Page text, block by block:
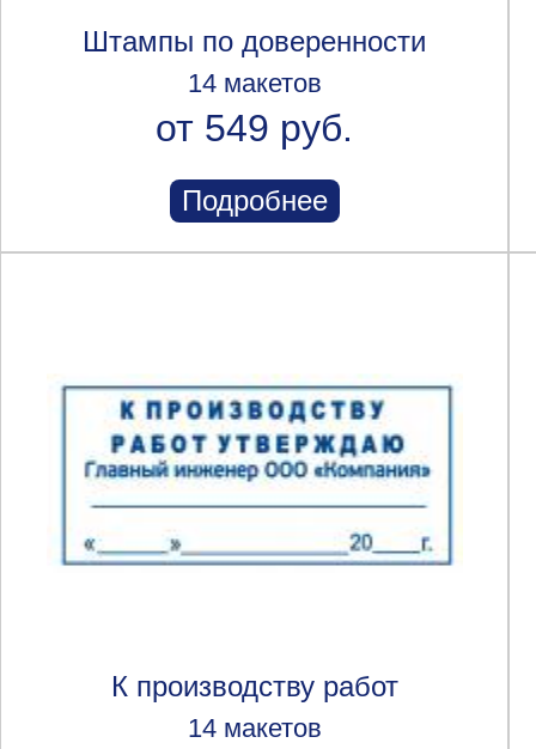
Штампы по доверенности
14 макетов
от 549 руб.
Подробнее
К производству работ
14 макетов